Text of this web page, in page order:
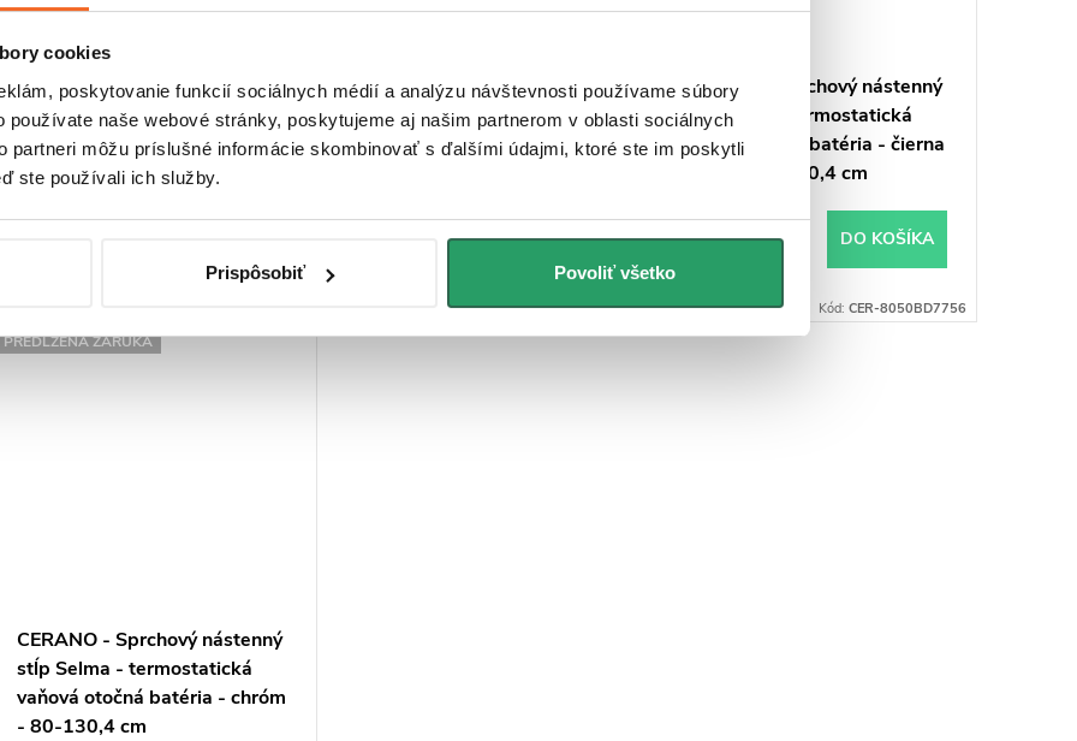
cookies
poskytovanie funkcií sociálnych médií a analýzu návštevnosti používame súbory
používate naše webové stránky, poskytujeme aj našim partnerom v oblasti sociálnych
partneri môžu príslušné informácie skombinovať s ďalšími údajmi, ktoré ste im poskytli
ste používali ich služby.
Prispôsobiť Povoliť všetko
CERANO - Sprchový nástenný
stĺp Velea - vaňová otočná
batéria - čierna matná - 78-
123 cm
€172,72
CERANO - Sprchový nástenný
stĺp Velar - termostatická
vaňová otočná batéria - chróm
€261,52
DO KOŠÍKA
Kód:CER-8050BD7757
CERANO - Sprchový nástenný
stĺp Selma - termostatická
vaňová otočná batéria - čierna
matná - 80-130,4 cm
€199,36
DO KOŠÍKA
Kód: CER-8050BD7756
PREDĹŽENÁ ZÁRUKA
CERANO - Sprchový nástenný
stĺp Selma - termostatická
vaňová otočná batéria - chróm
- 80-130,4 cm